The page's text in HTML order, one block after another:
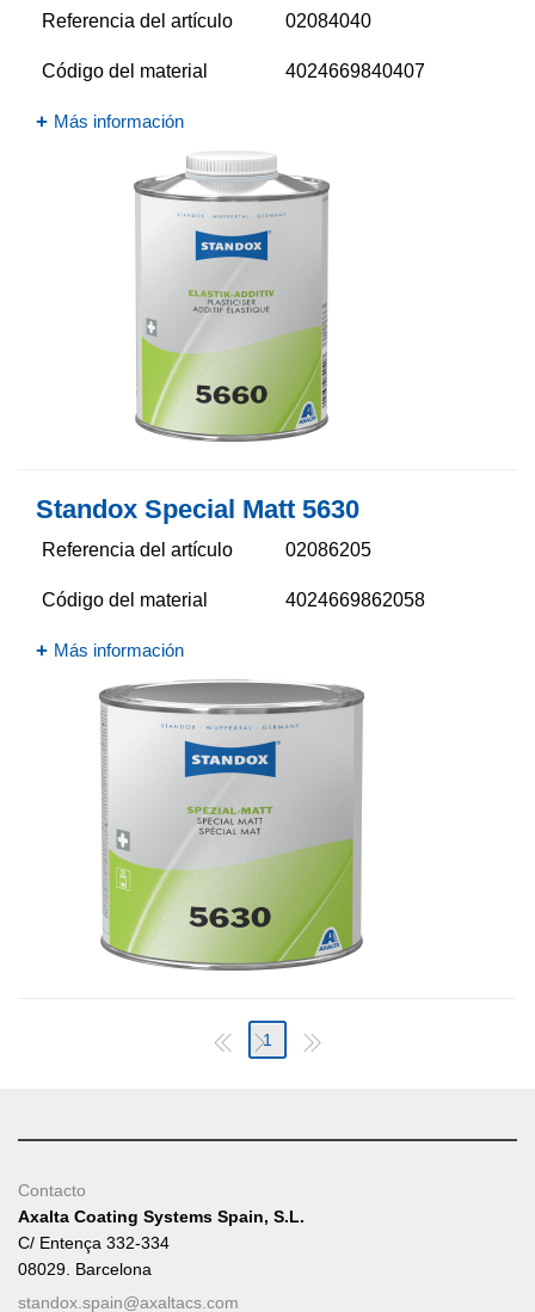
Referencia del artículo 02084040
Código del material 4024669840407
Más información
Standox Special Matt 5630​
Referencia del artículo 02086205
Código del material 4024669862058
Más información
1
Contacto
Axalta Coating Systems Spain, S.L.
C/ Entença 332-334
08029. Barcelona
standox.spain@axaltacs.com